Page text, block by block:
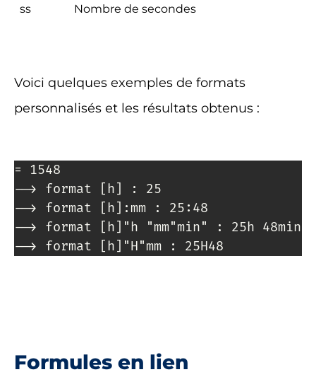
ss
Nombre de secondes
Voici quelques exemples de formats
personnalisés et les résultats obtenus :
= 1548
--> format [h] : 25
--> format [h]:mm : 25:48
--> format [h]"h "mm"min" : 25h 48min
--> format [h]"H"mm : 25H48
Formules en lien